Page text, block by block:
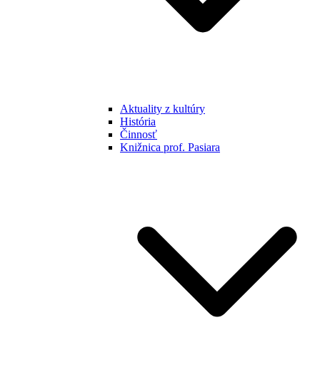
Aktuality z kultúry
História
Činnosť
Knižnica prof. Pasiara